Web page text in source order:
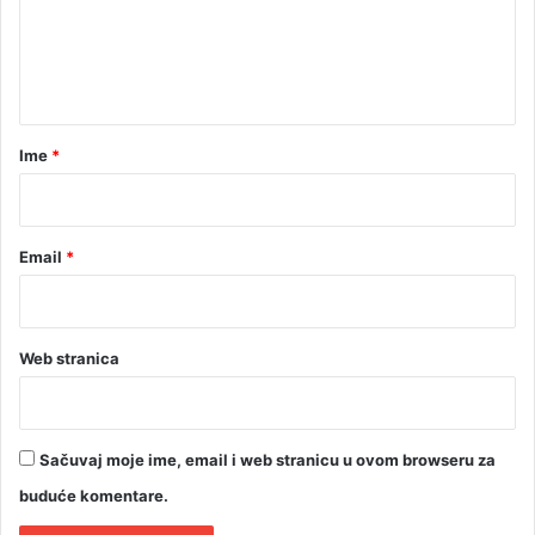
t
e
rIme *
Email *
Web stranica
Sačuvaj moje ime, email i web stranicu u ovom browseru za
buduće komentare.